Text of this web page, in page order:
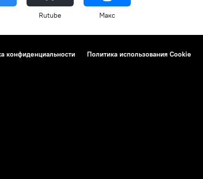
Rutube Макс
конфиденциальности Политика использования Cookie